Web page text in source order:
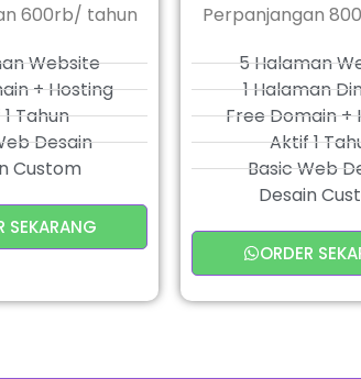
600rb/ tahun
Website
+ Hosting
Tahun
Desain
Custom
SEKARANG
Perpanjangan
5 Halaman
1 Halaman
Free Domain +
Aktif 1
Basic Web
Desain
ORDER